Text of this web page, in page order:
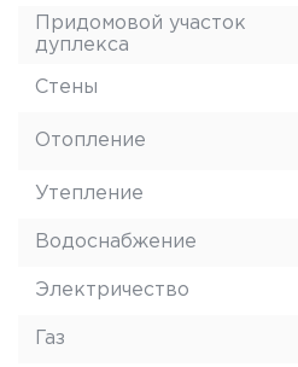
Придомовой участок
дуплекса
Стены
Отопление
Утепление
Водоснабжение
Электричество
Газ